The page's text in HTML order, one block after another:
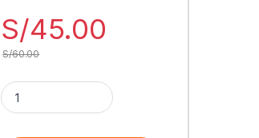
S/45.00
S/60.00
Cantidad Teros mochila (TE-IDS18560)